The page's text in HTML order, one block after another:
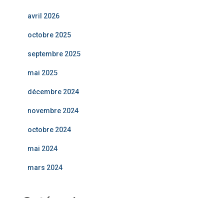
avril 2026
octobre 2025
septembre 2025
mai 2025
décembre 2024
novembre 2024
octobre 2024
mai 2024
mars 2024